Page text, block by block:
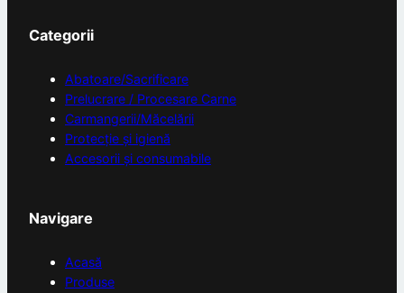
Categorii
Abatoare/Sacrificare
Prelucrare / Procesare Carne
Carmangerii/Măcelării
Protecție și igienă
Accesorii și consumabile
Navigare
Acasă
Produse